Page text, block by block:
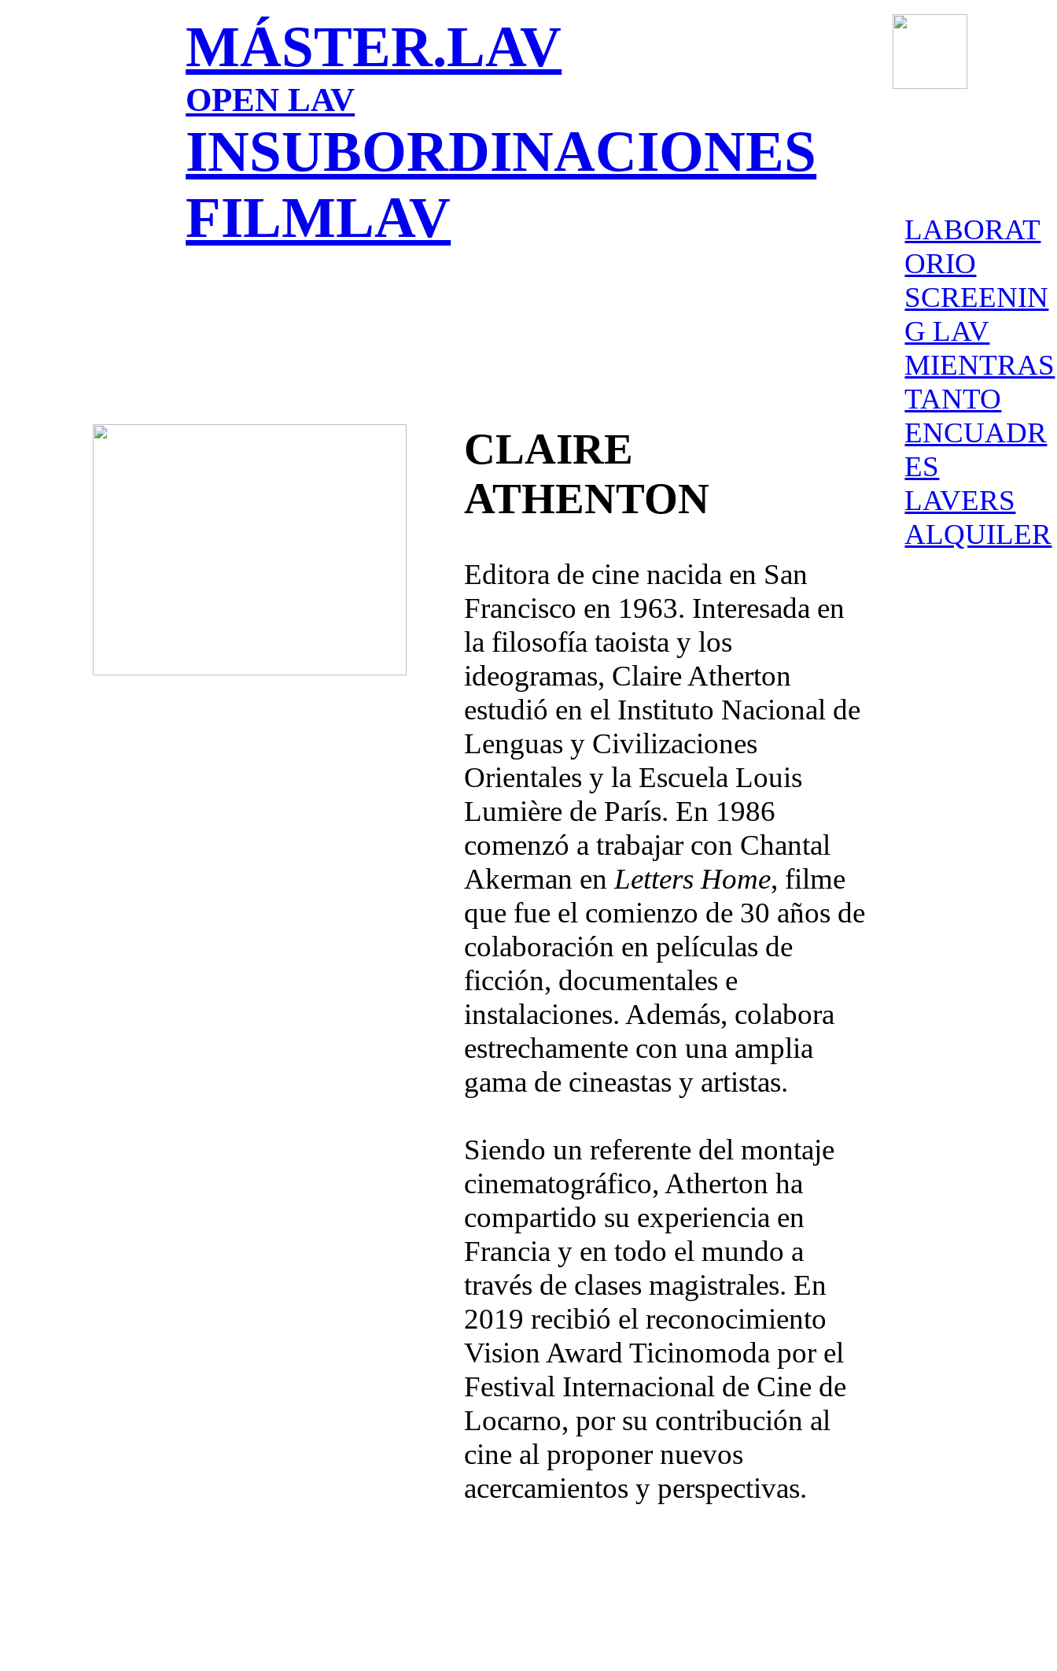
LABORAT
ORIO
SCREENIN
G LAV
MIENTRAS
TANTO
ENCUADR
ES
LAVERS
ALQUILER
MÁSTER.LAV
OPEN LAV
INSUBORDINACIONES
FILMLAV
CLAIRE
ATHENTON
Editora de cine nacida en San
Francisco en 1963. Interesada en
la filosofía taoista y los
ideogramas, Claire Atherton
estudió en el Instituto Nacional de
Lenguas y Civilizaciones
Orientales y la Escuela Louis
Lumière de París. En 1986
comenzó a trabajar con Chantal
Akerman en Letters Home, filme
que fue el comienzo de 30 años de
colaboración en películas de
ficción, documentales e
instalaciones. Además, colabora
estrechamente con una amplia
gama de cineastas y artistas.
Siendo un referente del montaje
cinematográfico, Atherton ha
compartido su experiencia en
Francia y en todo el mundo a
través de clases magistrales. En
2019 recibió el reconocimiento
Vision Award Ticinomoda por el
Festival Internacional de Cine de
Locarno, por su contribución al
cine al proponer nuevos
acercamientos y perspectivas.